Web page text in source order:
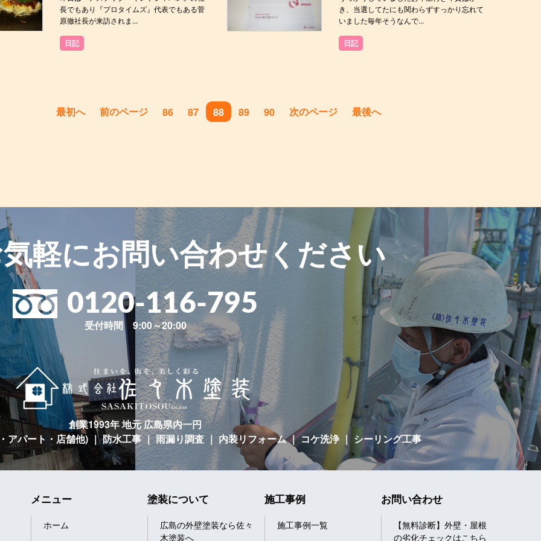
長でもあり『プロタイムズ』代表でもある菅
原徹社長が来訪されま...
日記
き、当選してたにも関わらずすっかり忘れて
いました毎年そうなんで...
日記
最初へ 前のページ 86 87 88 89 90 次のページ 最後へ
軽にお問い合わせください
0120-116-795
受付時間 9:00～20:00
創業1993年 地元 広島県内一円
アパート・店舗他) ｜ 防水工事 ｜ 雨漏り調査 ｜ 内装リフォーム｜ コケ洗浄 ｜ シーリング工事
メニュー
ホーム
塗装について
広島の外壁塗装なら佐々
木塗装へ
施工事例
施工事例一覧
お問い合わせ
【無料診断】外壁・屋根
の劣化チェックはこちら